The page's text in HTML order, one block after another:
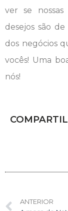
ver se
desejos são
dos negócios
vocês! Uma
nós!
Anterior
ANTERIOR